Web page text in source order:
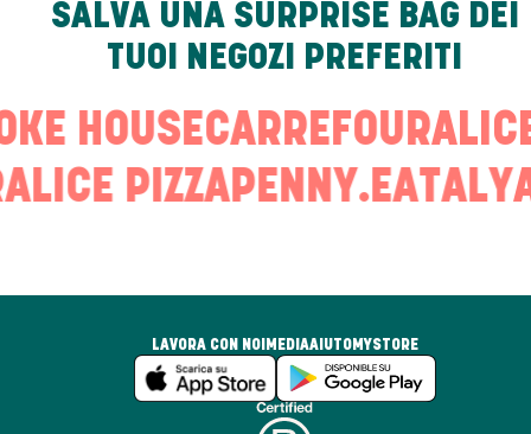
SALVA UNA SURPRISE BAG DEI
TUOI NEGOZI PREFERITI
HOUSECARREFOUR
PIZZAPENNY.EATALY
LAVORA CON NOI MEDIAAIUTOMYSTORE